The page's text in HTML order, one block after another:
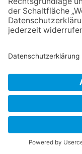
Königstein (kw) – Im
umfangreiche
Betroffen sind
Weryweg im Revier
Für die Arbeiten
Weg profilieren und
Ziel der
Fahrradfahrer und
mehr...